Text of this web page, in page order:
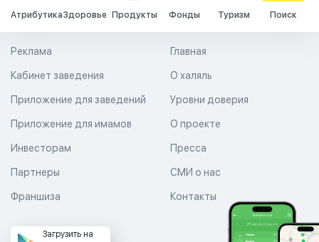
АтрибутикаЗдоровье Продукты Фонды Туризм Поиск
Главная
О халяль
Уровни доверия
Реклама
Кабинет заведения
Приложение для заведений
Приложение для имамов О проекте
Пресса
СМИ о нас
Контакты
Инвесторам
Партнеры
Франшиза
Загрузить на